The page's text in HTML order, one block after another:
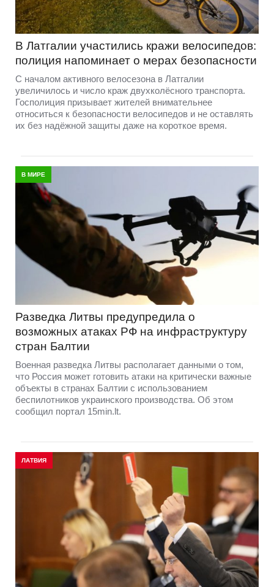
В Латгалии участились кражи велосипедов:
полиция напоминает о мерах безопасности
С началом активного велосезона в Латгалии
увеличилось и число краж двухколёсного транспорта.
Госполиция призывает жителей внимательнее
относиться к безопасности велосипедов и не оставлять
их без надёжной защиты даже на короткое время.
В МИРЕ
Разведка Литвы предупредила о
возможных атаках РФ на инфраструктуру
стран Балтии
Военная разведка Литвы располагает данными о том,
что Россия может готовить атаки на критически важные
объекты в странах Балтии с использованием
беспилотников украинского производства. Об этом
сообщил портал 15min.lt.
ЛАТВИЯ